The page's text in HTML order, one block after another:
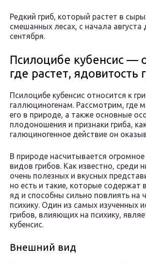
Редкий гриб, который растет в
смешанных лесах, с начала августа
сентября.
Псилоцибе кубенсис —
где растет, ядовитость
Псилоцибе кубенсис относится к
галлюциногенам. Рассмотрим, где
его в природе, а также основные
плодоношения и признаки гриба,
галюциногенное действие он
В природе насчитывается
видов грибов. Как известно, среди
очень полезных и вкусных
но есть и такие, которые содержат
яд и способны сильно повлиять на
психику. Один из самых изученных
грибов, влияющих на психику,
кубенсис.
Внешний вид